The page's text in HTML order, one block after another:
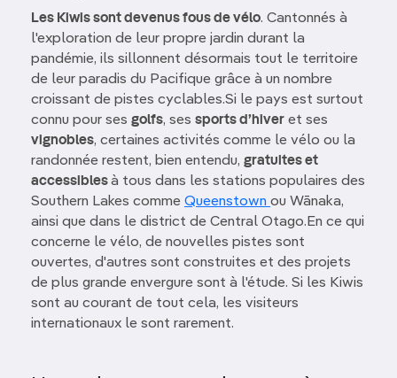
Les Kiwis sont devenus fous de vélo. Cantonnés à
l'exploration de leur propre jardin durant la
pandémie, ils sillonnent désormais tout le territoire
de leur paradis du Pacifique grâce à un nombre
croissant de pistes cyclables.Si le pays est surtout
connu pour ses golfs, ses sports d’hiver et ses
vignobles, certaines activités comme le vélo ou la
randonnée restent, bien entendu, gratuites et
accessiblesà tous dans les stations populaires des
Southern Lakes comme Queenstown ou Wānaka,
ainsi que dans le district de Central Otago.En ce qui
concerne le vélo, de nouvelles pistes sont
ouvertes, d'autres sont construites et des projets
de plus grande envergure sont à l'étude. Si les Kiwis
sont au courant de tout cela, les visiteurs
internationaux le sont rarement.